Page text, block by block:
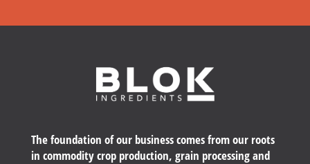
The foundation of our business comes from our roots
in commodity crop production, grain processing and